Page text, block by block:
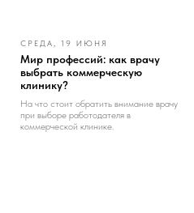
СРЕДА, 19 ИЮНЯ
Мир профессий: как врачу
выбрать коммерческую
клинику?
На что стоит обратить внимание врачу
при выборе работодателя в
коммерческой клинике.